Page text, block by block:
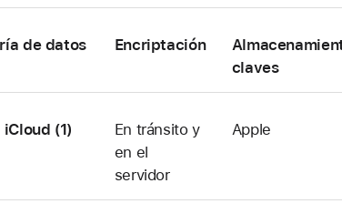
de datos Encriptación
claves
(1)
En tránsito y
en el
servidor
Apple